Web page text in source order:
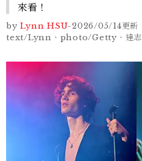
來看！
by Lynn HSU-2026/05/14更新
text/Lynn、photo/Getty、達志